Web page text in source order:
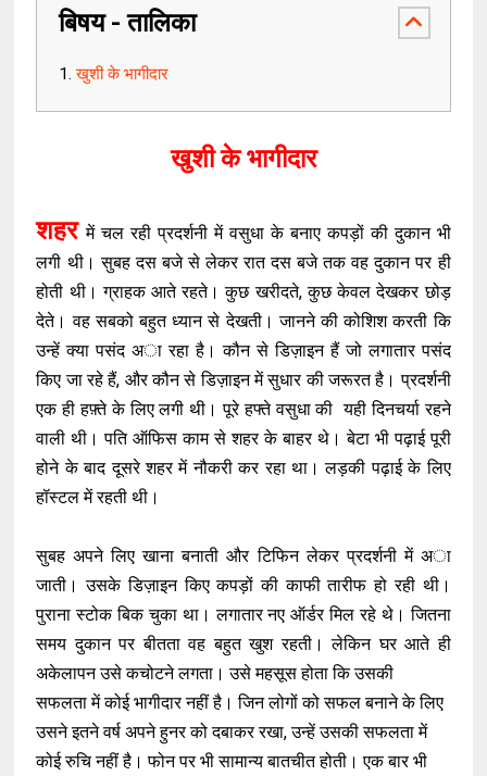
बिषय - तालिका
खुशी के भागीदार
खुशी के भागीदार
शहरमें चल रही प्रदर्शनी में वसुधा के बनाए कपड़ों की दुकान भी
लगी थी। सुबह दस बजे से लेकर रात दस बजे तक वह दुकान पर ही
होती थी। ग्राहक आते रहते। कुछ खरीदते, कुछ केवल देखकर छोड़
देते। वह सबको बहुत ध्यान से देखती। जानने की कोशिश करती कि
उन्हें क्या पसंद अा रहा है। कौन से डिज़ाइन हैं जो लगातार पसंद
किए जा रहे हैं, और कौन से डिज़ाइन में सुधार की जरूरत है। प्रदर्शनी
एक ही हफ़्ते के लिए लगी थी। पूरे हफ्ते वसुधा की यही दिनचर्या रहने
वाली थी। पति ऑफिस काम से शहर के बाहर थे। बेटा भी पढ़ाई पूरी
होने के बाद दूसरे शहर में नौकरी कर रहा था। लड़की पढ़ाई के लिए
हॉस्टल में रहती थी।
सुबह अपने लिए खाना बनाती और टिफिन लेकर प्रदर्शनी में अा
जाती। उसके डिज़ाइन किए कपड़ों की काफी तारीफ हो रही थी।
पुराना स्टोक बिक चुका था। लगातार नए ऑर्डर मिल रहे थे। जितना
समय दुकान पर बीतता वह बहुत खुश रहती। लेकिन घर आते ही
अकेलापन उसे कचोटने लगता। उसे महसूस होता कि उसकी
सफलता में कोई भागीदार नहीं है। जिन लोगों को सफल बनाने के लिए
उसने इतने वर्ष अपने हुनर को दबाकर रखा, उन्हें उसकी सफलता में
कोई रुचि नहीं है। फोन पर भी सामान्य बातचीत होती। एक बार भी